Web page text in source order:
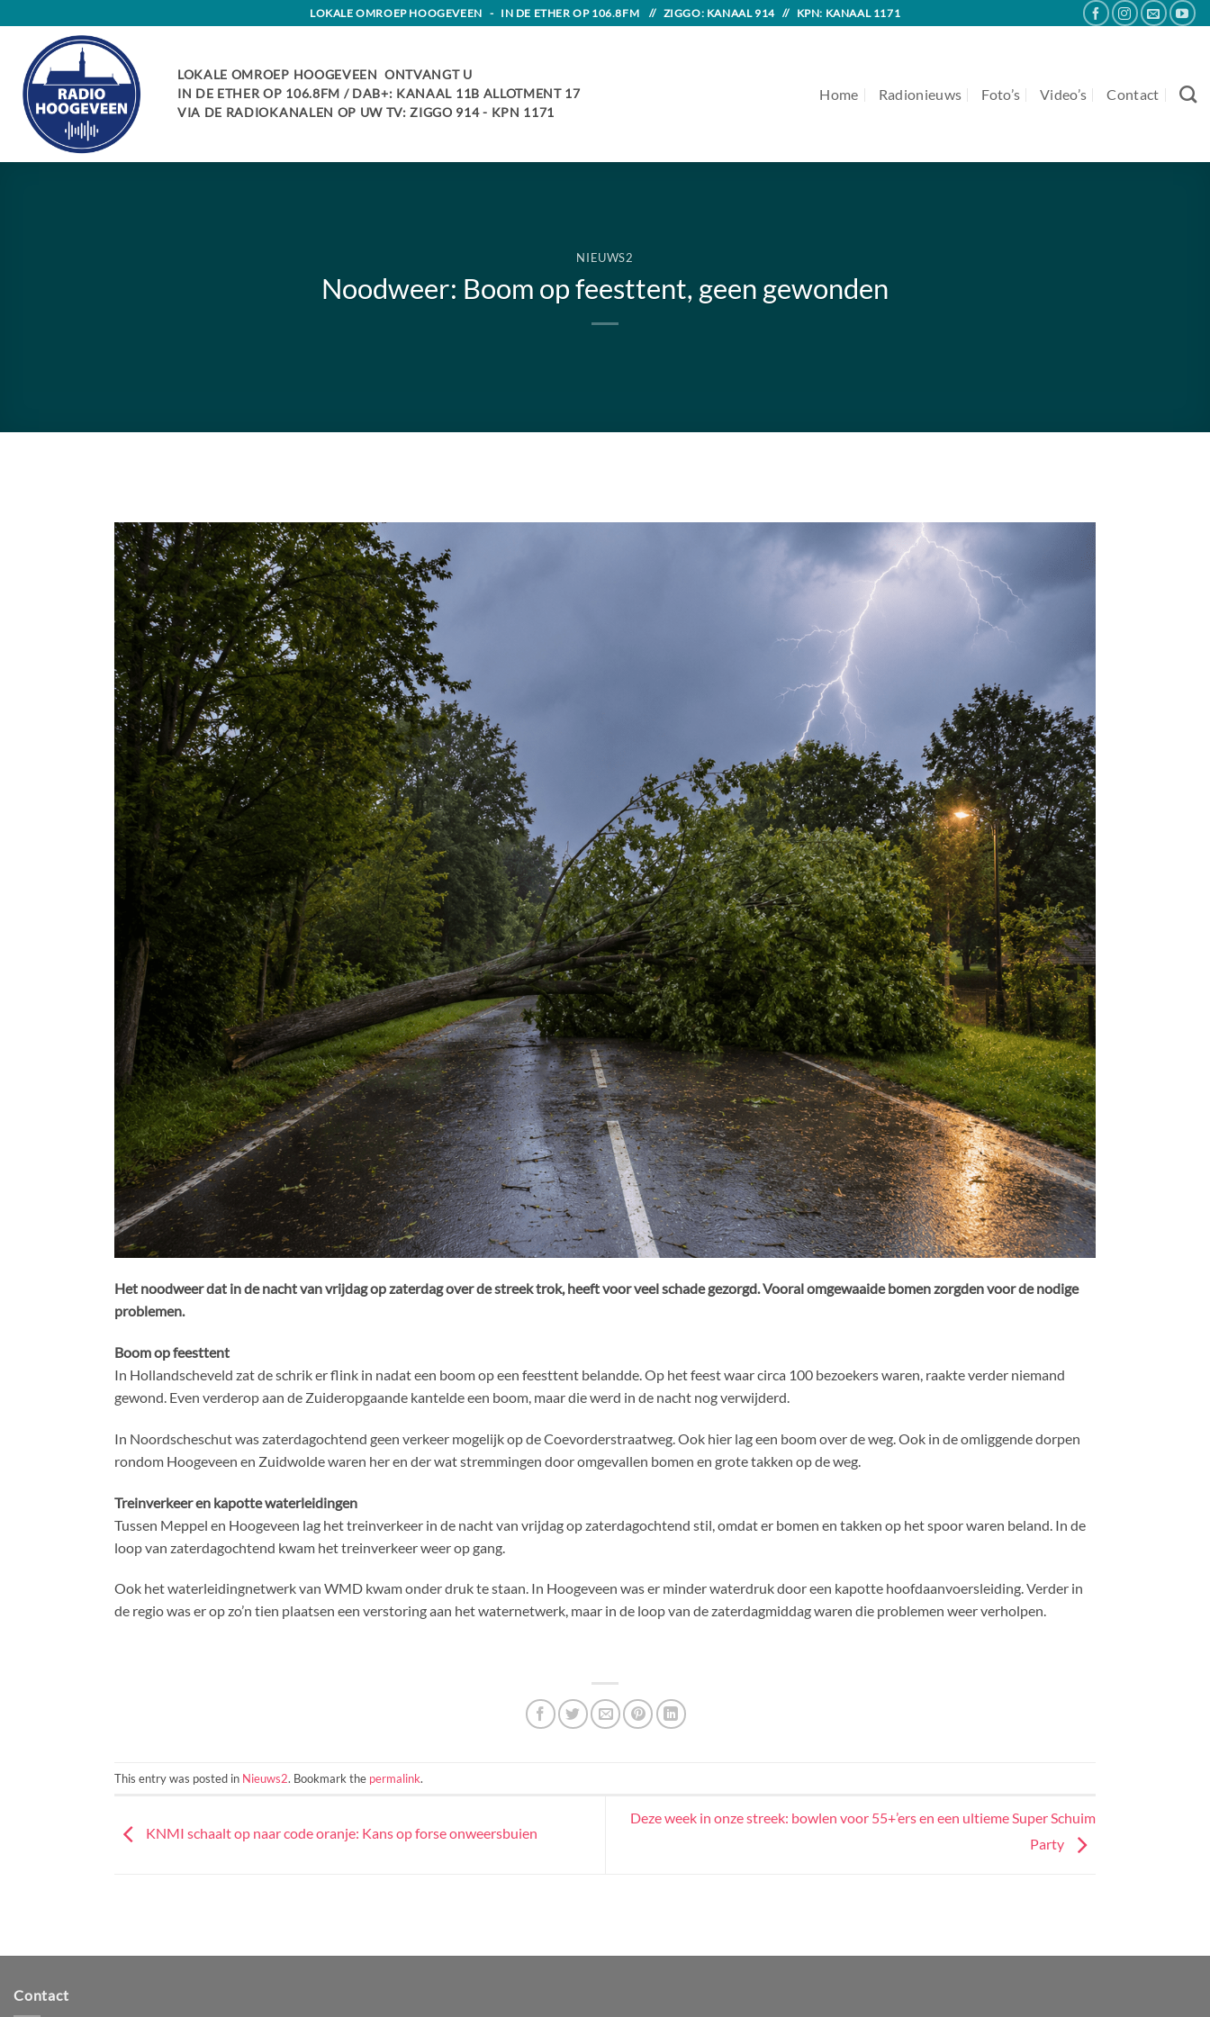
content
LOKALE OMROEP HOOGEVEEN - IN DE ETHER OP 106.8FM // ZIGGO: KANAAL 914 // KPN: KANAAL 1171
LOKALE OMROEP HOOGEVEEN ONTVANGT U
IN DE ETHER OP 106.8FM / DAB+: KANAAL 11B ALLOTMENT 17
VIA DE RADIOKANALEN OP UW TV: ZIGGO 914 - KPN 1171
Home Radionieuws Foto’s Video’s Contact
NIEUWS2
Noodweer: Boom op feesttent, geen gewonden
Het noodweer dat in de nacht van vrijdag op zaterdag over de streek trok, heeft voor veel schade gezorgd. Vooral omgewaaide bomen zorgden voor de nodige
problemen.
Boom op feesttent
In Hollandscheveld zat de schrik er flink in nadat een boom op een feesttent belandde. Op het feest waar circa 100 bezoekers waren, raakte verder niemand
gewond. Even verderop aan de Zuideropgaande kantelde een boom, maar die werd in de nacht nog verwijderd.
In Noordscheschut was zaterdagochtend geen verkeer mogelijk op de Coevorderstraatweg. Ook hier lag een boom over de weg. Ook in de omliggende dorpen
rondom Hoogeveen en Zuidwolde waren her en der wat stremmingen door omgevallen bomen en grote takken op de weg.
Treinverkeer en kapotte waterleidingen
Tussen Meppel en Hoogeveen lag het treinverkeer in de nacht van vrijdag op zaterdagochtend stil, omdat er bomen en takken op het spoor waren beland. In de
loop van zaterdagochtend kwam het treinverkeer weer op gang.
Ook het waterleidingnetwerk van WMD kwam onder druk te staan. In Hoogeveen was er minder waterdruk door een kapotte hoofdaanvoersleiding. Verder in
de regio was er op zo’n tien plaatsen een verstoring aan het waternetwerk, maar in de loop van de zaterdagmiddag waren die problemen weer verholpen.
This entry was posted in Nieuws2. Bookmark the permalink.
KNMI schaalt op naar code oranje: Kans op forse onweersbuien
Deze week in onze streek: bowlen voor 55+’ers en een ultieme Super Schuim
Party
Contact